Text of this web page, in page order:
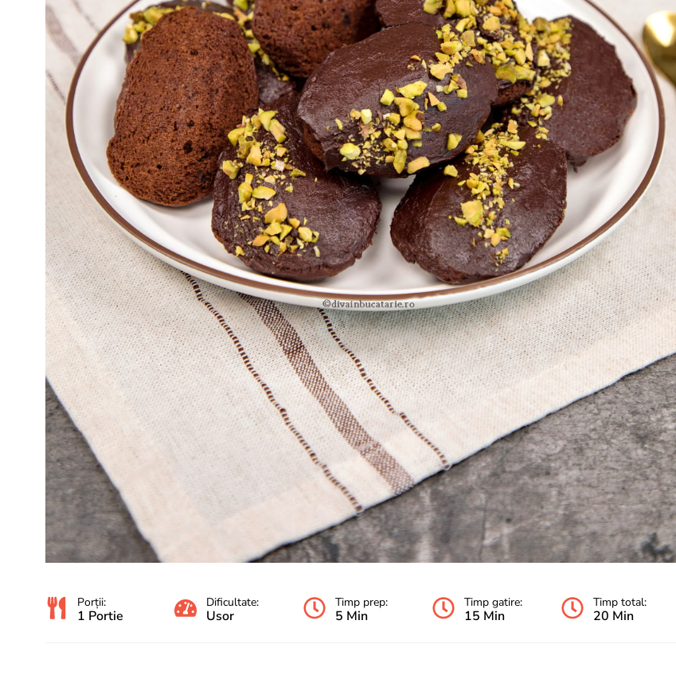
Porții:
1 Portie
Dificultate:
Usor
Timp prep:
5 Min
Timp gatire:
15 Min
Timp total:
20 Min